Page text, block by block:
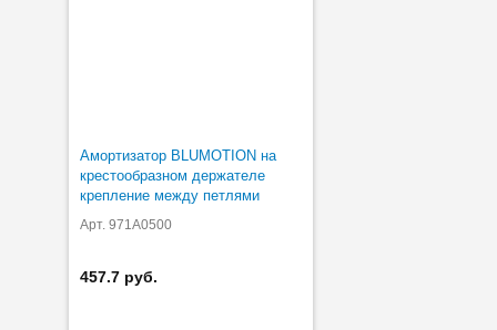
Амортизатор BLUMOTION на
крестообразном держателе
крепление между петлями
Арт. 971A0500
457.7 руб.